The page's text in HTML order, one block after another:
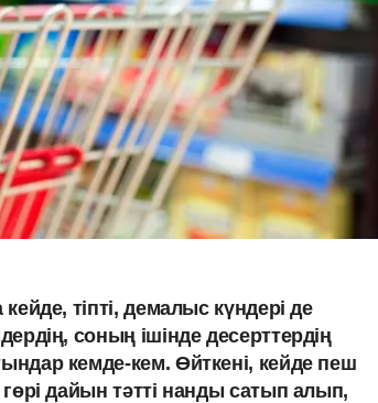
тіпті, демалыс күндері де
соның ішінде десерттердің
кемде-кем. Өйткені, кейде пеш
дайын тәтті нанды сатып алып,